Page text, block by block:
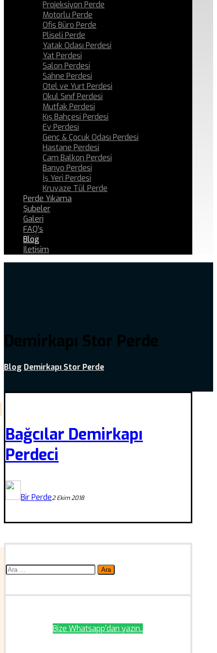
Projeksiyon Perde
Motorlu Perde
Ofis Büro Perde
Pliseli Perde
Yatak Odası Perdesi
Yat Perdesi
Salon Perdesi
Sahne Perdesi
Otel ve Yurt Perdesi
Okul Sınıf Perdesi
Mutfak Perdesi
Kış Bahçesi Perdesi
Ev Perdesi
Genç & Çocuk Odası Perdesi
Hastane Perdesi
Cam Balkon Perdesi
Banyo Perdesi
İş Yeri Perdesi
Kruvaze Tül Perde
Perde Yıkama
Şubeler
Galeri
FAQ’s
Blog
İletişim
Demirkapı Stor Perde
Blog Demirkapı Stor Perde
Bağcılar Demirkapı
Perdeci
Bir Perde2 Ekim 2018
Arama:
Bize Whatsapp'dan yazın..